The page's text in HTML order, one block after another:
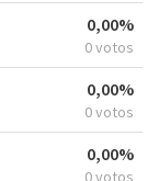
0,00%
0 votos
0,00%
0 votos
0,00%
0 votos